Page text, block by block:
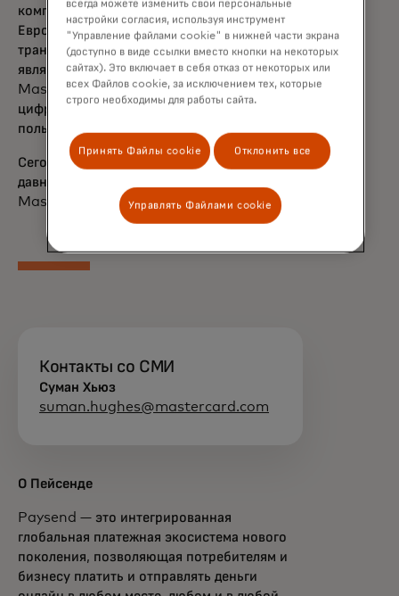
компании открыть новые коридоры между
Европой и остальным миром для
транзакций между людьми. Программа
является неотъемлемой частью миссии
Mastercard по созданию инклюзивной
цифровой экономики, которая приносит
пользу всем и везде.
Сегодняшнее объявление расширяет
давние партнерские отношения между
Mastercard и Paysend.
Контакты со СМИ
Суман Хьюз
suman.hughes@mastercard.com
О Пейсенде
Paysend — это интегрированная
глобальная платежная экосистема нового
поколения, позволяющая потребителям и
бизнесу платить и отправлять деньги
всегда можете изменить свои персональные
настройки согласия, используя инструмент
"Управление файлами cookie" в нижней части экрана
(доступно в виде ссылки вместо кнопки на некоторых
сайтах). Это включает в себя отказ от некоторых или
всех Файлов cookie, за исключением тех, которые
строго необходимы для работы сайта.
Принять Файлы cookie Отклонить все
Управлять Файлами cookie